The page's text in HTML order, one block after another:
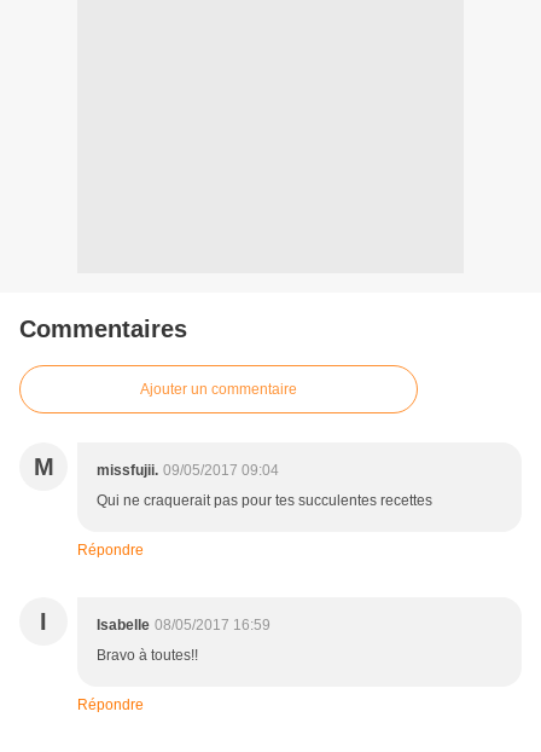
Commentaires
Ajouter un commentaire
M missfujii. 09/05/2017 09:04
Qui ne craquerait pas pour tes succulentes recettes
Répondre
I Isabelle 08/05/2017 16:59
Bravo à toutes!!
Répondre